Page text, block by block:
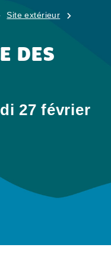
Site extérieur
DES
27 février